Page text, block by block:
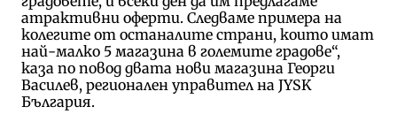
атрактивни оферти. Следваме примера на
колегите от останалите страни, които имат
най-малко 5 магазина в големите градове“,
каза по повод двата нови магазина Георги
Василев, регионален управител на JYSK
България.